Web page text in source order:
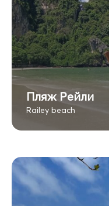
Пляж Рейли
Railey beach